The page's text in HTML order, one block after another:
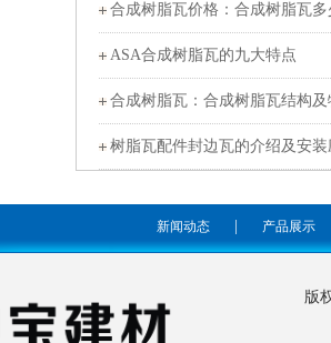
合成树脂瓦价格：合成树脂瓦
ASA合成树脂瓦的九大特点
合成树脂瓦：合成树脂瓦结构及
树脂瓦配件封边瓦的介绍及安装
新闻动态 产品展示
版